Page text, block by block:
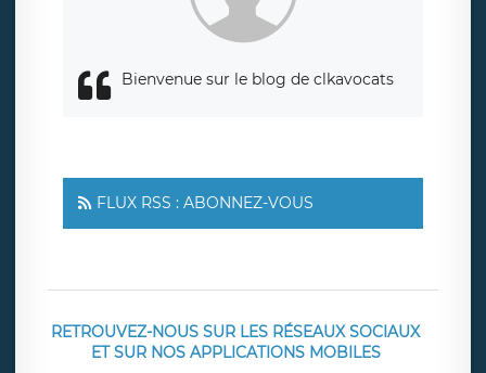
Bienvenue sur le blog de clkavocats
FLUX RSS : ABONNEZ-VOUS
RETROUVEZ-NOUS SUR LES RÉSEAUX SOCIAUX
ET SUR NOS APPLICATIONS MOBILES